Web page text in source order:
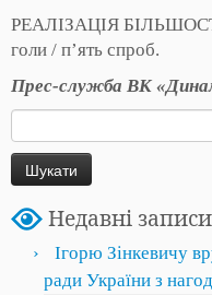
РЕАЛІЗАЦІЯ
голи / п’ять спроб.
Прес-служба ВК
Недавні записи
Ігорю Зінкевичу
ради України з